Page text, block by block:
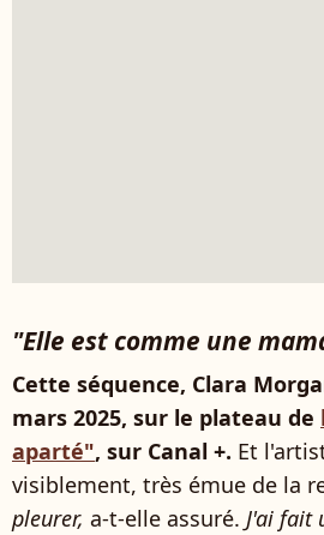
"Elle est comme une
Cette séquence, Clara
mars 2025, sur le plateau de
aparté", sur Canal +. Et
visiblement, très émue de la
pleurer, a-t-elle assuré. J'ai fait